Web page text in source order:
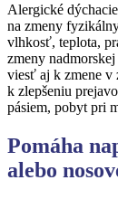
Alergické
na zmeny
vlhkosť, teplota,
zmeny
viesť aj k zmene v
k zlepšeniu
pásiem, pobyt pri
Pomáha
alebo nosov